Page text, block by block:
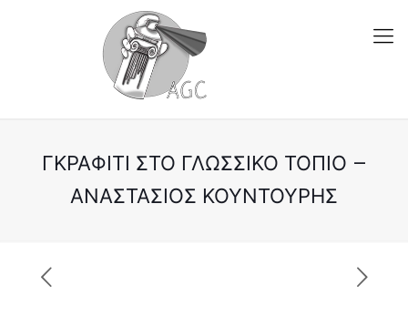
ΓΚΡΆΦΙΤΙ ΣΤΟ ΓΛΩΣΣΙΚΌ ΤΟΠΊΟ –
ΑΝΑΣΤΆΣΙΟΣ ΚΟΥΝΤΟΎΡΗΣ